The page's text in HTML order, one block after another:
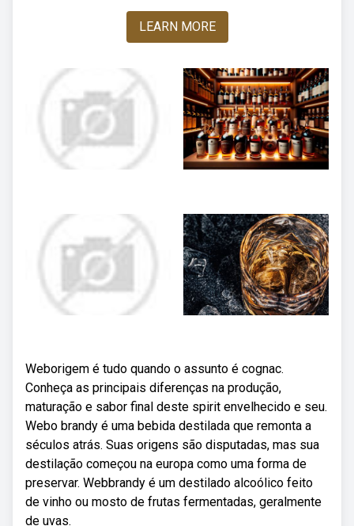
LEARN MORE
Weborigem é tudo quando o assunto é cognac.
Conheça as principais diferenças na produção,
maturação e sabor final deste spirit envelhecido e seu.
Webo brandy é uma bebida destilada que remonta a
séculos atrás. Suas origens são disputadas, mas sua
destilação começou na europa como uma forma de
preservar. Webbrandy é um destilado alcoólico feito
de vinho ou mosto de frutas fermentadas, geralmente
de uvas.